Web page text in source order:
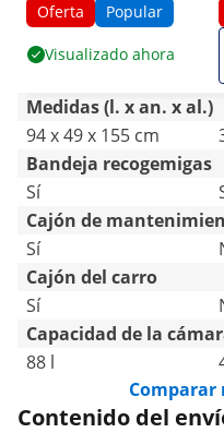
negra - 5 kg/h 1500
Oferta Popular
Visualizado ahora
Medidas (l. x an. x al.)
94 x 49 x 155 cm
Bandeja recogemigas
Sí
Cajón de
Sí
Cajón del carro
Sí
Capacidad de la
88 l
Contenido del